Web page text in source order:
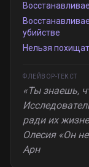
убийстве
Нельзя
ФЛЕЙВОР-ТЕКСТ
«Ты знаешь,
ради их
Олесия «Он
Арн